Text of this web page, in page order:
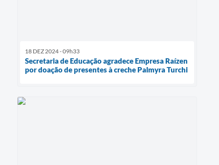
18 DEZ 2024 - 09h33
Secretaria de Educação agradece Empresa Raízen
por doação de presentes à creche Palmyra Turchi